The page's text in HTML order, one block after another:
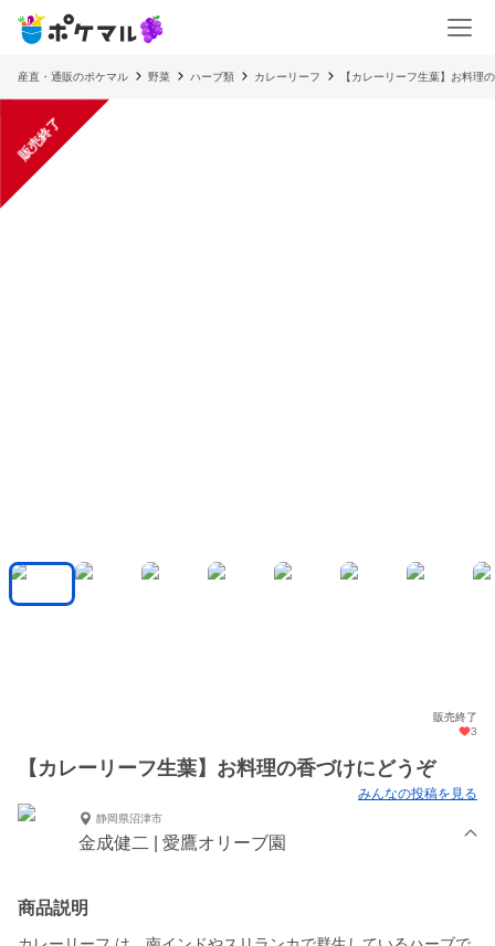
産直・通販のポケマル 野菜 ハーブ類 カレーリーフ 【カレーリーフ生葉】お料理
販売終了
販売終了
3
【カレーリーフ生葉】お料理の香づけにどうぞ
みんなの投稿を見る
静岡県沼津市
金成健二 | 愛鷹オリーブ園
商品説明